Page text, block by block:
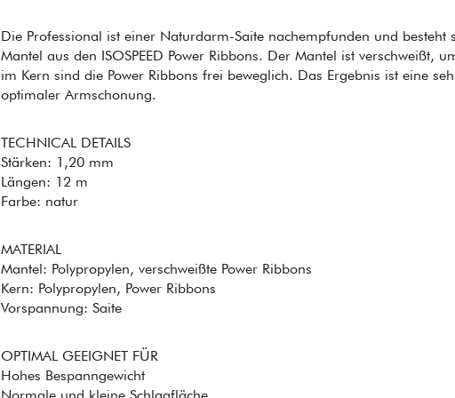
Die Professional ist einer Naturdarm-Saite nachempfunden und
Mantel aus den ISOSPEED Power Ribbons. Der Mantel ist verschweißt,
im Kern sind die Power Ribbons frei beweglich. Das Ergebnis ist eine
optimaler Armschonung.
TECHNICAL DETAILS
Stärken: 1,20 mm
Längen: 12 m
Farbe: natur
MATERIAL
Mantel: Polypropylen, verschweißte Power Ribbons
Kern: Polypropylen, Power Ribbons
Vorspannung: Saite
OPTIMAL GEEIGNET FÜR
Hohes Bespanngewicht